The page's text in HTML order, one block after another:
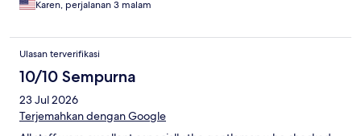
Karen, perjalanan 3 malam
Ulasan terverifikasi
10/10 Sempurna
23 Jul 2026
Terjemahkan dengan Google